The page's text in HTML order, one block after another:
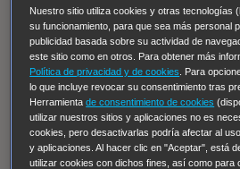
Thomas, el ojo del FBI
Insomnia El Guardián The
Hudson & Rex Diez libras y
Regreso al futuro III NUEVE
caballeros Tormenta infinita
y Lola High Country Los
Moonflower Murders Twisted
Nuestro sitio utiliza cookies y otras tecnologías
su funcionamiento, para que sea más personal
publicidad basada sobre su actividad de
este sitio como en otros. Para obtener más
Política de privacidad y de cookies
. Para
lo que incluye revocar su consentimiento tras
Herramientade consentimiento de cookies
utilizar nuestros sitios y aplicaciones no es
cookies, pero desactivarlas podría afectar al
y aplicaciones. Al hacer clic en "Aceptar", está
utilizar cookies con dichos fines, así como